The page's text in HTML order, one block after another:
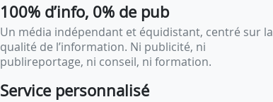
100% d’info, 0% de pub
Un média indépendant et équidistant, centré sur la
qualité de l’information. Ni publicité, ni
publireportage, ni conseil, ni formation.
Service personnalisé